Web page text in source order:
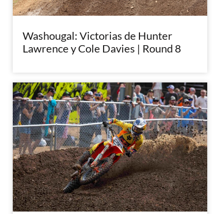
Washougal: Victorias de Hunter
Lawrence y Cole Davies | Round 8